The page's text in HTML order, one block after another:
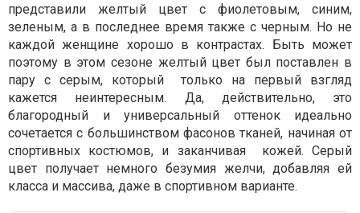
представили желтый цвет с фиолетовым, синим,
зеленым, а в последнее время также с черным. Но не
каждой женщине хорошо в контрастах. Быть может
поэтому в этом сезоне желтый цвет был поставлен в
пару с серым, который только на первый взгляд
кажется неинтересным. Да, действительно, это
благородный и универсальный оттенок идеально
сочетается с большинством фасонов тканей, начиная от
спортивных костюмов, и заканчивая кожей. Серый
цвет получает немного безумия желчи, добавляя ей
класса и массива, даже в спортивном варианте.